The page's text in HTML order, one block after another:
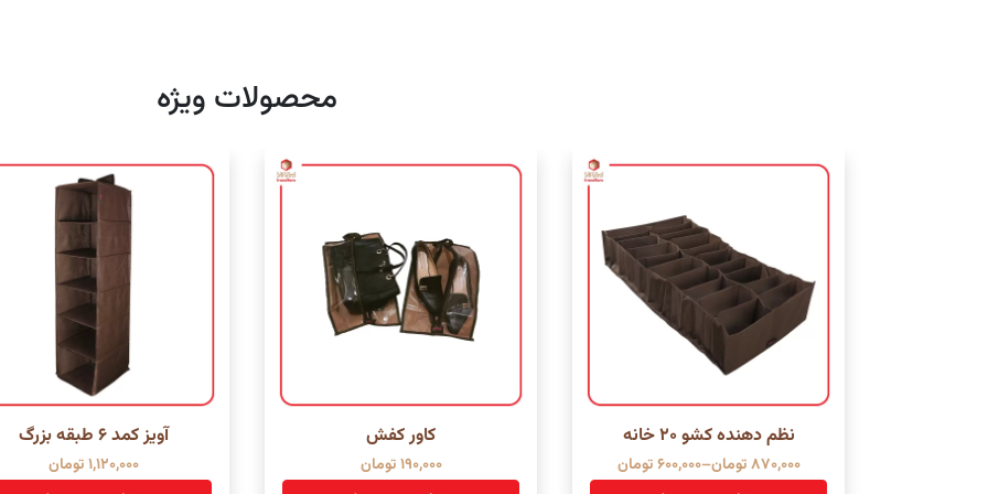
محصولات ویژه
نظم دهنده کشو 20 خانه
870,000 تومان–
600,000 تومان
Price
کاور کفش
190,000 تومان
آویز کمد ۶ طبقه بزرگ
1,120,000 تومان